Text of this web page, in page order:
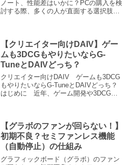
ノート、性能差はいかに？PCの購入を検
討する際、多くの人が直面する選択肢が
じ価格帯で比較した場...
【クリエイター向けDAIV】ゲー
ムも3DCGもやりたいならG-
TuneとDAIVどっち？
クリエイター向けDAIV ゲームも3DCG
もやりたいならG-TuneとDAIVどっち？
はじめに 近年、ゲーム開発や3DCG制
な活動ま...
【グラボのファンが回らない！】
初期不良？セミファンレス機能
（自動停止）の仕組み
グラフィックボード（グラボ）のファン